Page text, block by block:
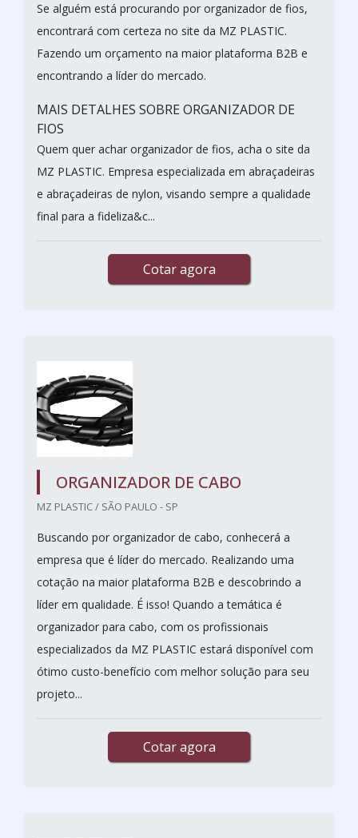
Se alguém está procurando por organizador de fios,
encontrará com certeza no site da MZ PLASTIC.
Fazendo um orçamento na maior plataforma B2B e
encontrando a líder do mercado.
MAIS DETALHES SOBRE ORGANIZADOR DE
FIOS
Quem quer achar organizador de fios, acha o site da
MZ PLASTIC. Empresa especializada em abraçadeiras
e abraçadeiras de nylon, visando sempre a qualidade
final para a fideliza&c...
Cotar agora
ORGANIZADOR DE CABO
MZ PLASTIC / SÃO PAULO - SP
Buscando por organizador de cabo, conhecerá a
empresa que é líder do mercado. Realizando uma
cotação na maior plataforma B2B e descobrindo a
líder em qualidade. É isso! Quando a temática é
organizador para cabo, com os profissionais
especializados da MZ PLASTIC estará disponível com
ótimo custo-benefício com melhor solução para seu
projeto...
Cotar agora